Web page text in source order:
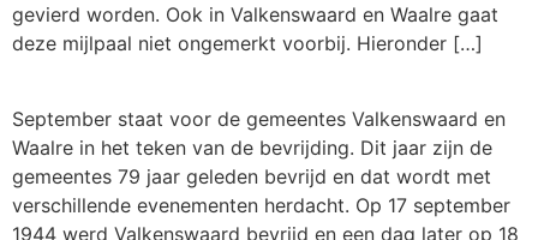
gevierd worden. Ook in Valkenswaard en Waalre gaat
deze mijlpaal niet ongemerkt voorbij. Hieronder […]
September staat voor de gemeentes Valkenswaard en
Waalre in het teken van de bevrijding. Dit jaar zijn de
gemeentes 79 jaar geleden bevrijd en dat wordt met
verschillende evenementen herdacht. Op 17 september
1944 werd Valkenswaard bevrijd en een dag later op 18